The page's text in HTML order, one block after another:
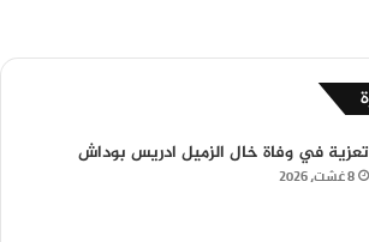
تعزية في وفاة خال الزميل ادريس بوداش
8 غشت، 2026